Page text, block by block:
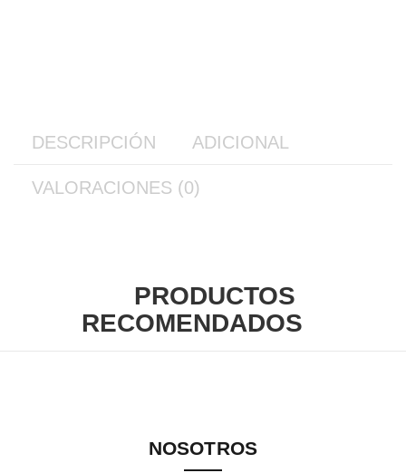
DESCRIPCIÓN ADICIONAL
VALORACIONES (0)
PRODUCTOS
RECOMENDADOS
NOSOTROS